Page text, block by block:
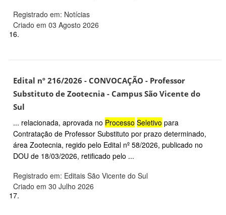
Registrado em: Notícias
Criado em 03 Agosto 2026
16.
Edital nº 216/2026 - CONVOCAÇÃO - Professor
Substituto de Zootecnia - Campus São Vicente do
Sul
... relacionada, aprovada no Processo Seletivo para
Contratação de Professor Substituto por prazo determinado,
área Zootecnia, regido pelo Edital nº 58/2026, publicado no
DOU de 18/03/2026, retificado pelo ...
Registrado em: Editais São Vicente do Sul
Criado em 30 Julho 2026
17.